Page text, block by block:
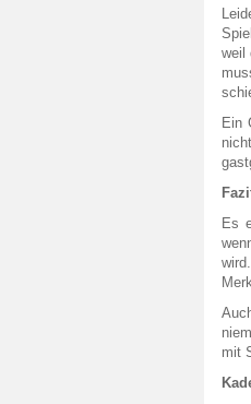
weil
Ein
Es
mit